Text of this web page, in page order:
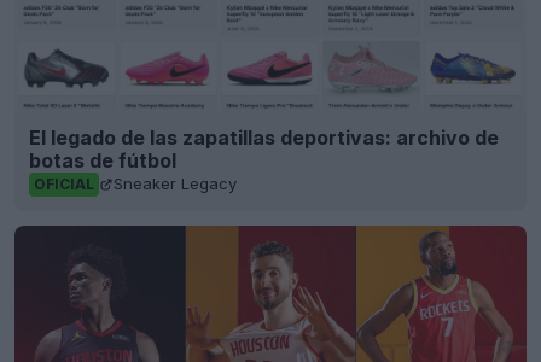
El legado de las zapatillas deportivas: archivo de
botas de fútbol
OFICIAL Sneaker Legacy